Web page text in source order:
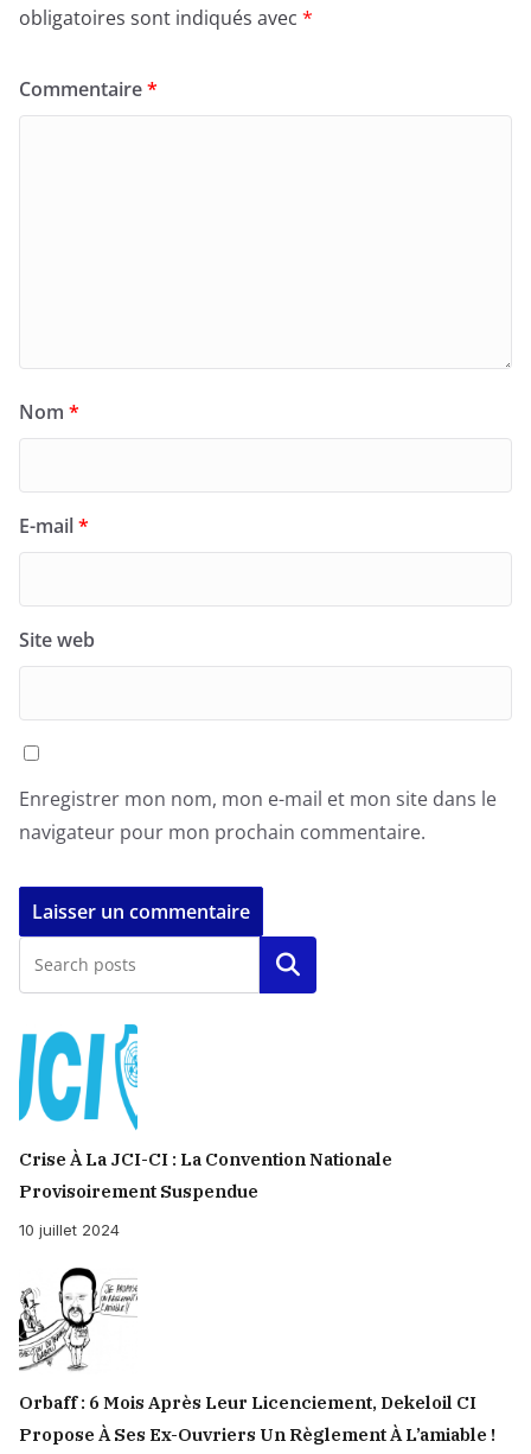
obligatoires sont indiqués avec *
Commentaire*
Nom *
E-mail*
Site web
Enregistrer mon nom, mon e-mail et mon site dans le
navigateur pour mon prochain commentaire.
Rechercher
Crise À La JCI-CI : La Convention Nationale
Provisoirement Suspendue
10 juillet 2024
Orbaff : 6 Mois Après Leur Licenciement, Dekeloil CI
Propose À Ses Ex-Ouvriers Un Règlement À L’amiable !